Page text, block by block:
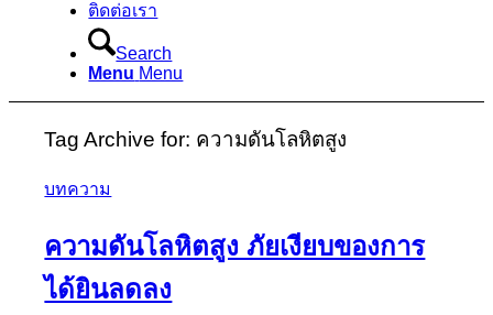
ติดต่อเรา
Search
Menu Menu
Tag Archive for: ความดันโลหิตสูง
บทความ
ความดันโลหิตสูง ภัยเงียบของการ
ได้ยินลดลง